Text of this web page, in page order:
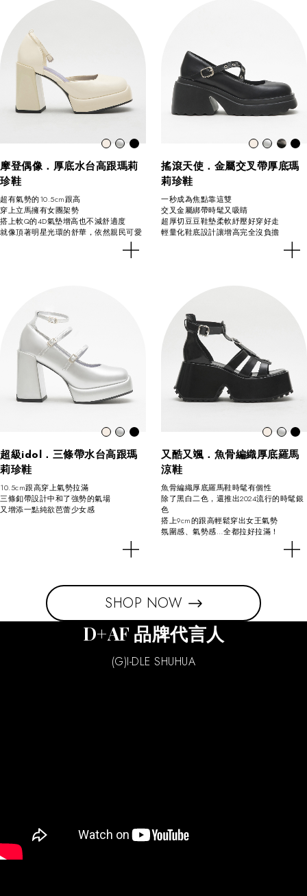
摩登偶像．厚底水台高跟瑪莉
珍鞋
超有氣勢的10.5cm跟高
穿上立馬擁有女團架勢
搭上軟Q的4D氣墊增高也不減舒適度
就像頂著明星光環的舒華，依然親民可愛
搖滾天使．金屬交叉帶厚底瑪
莉珍鞋
一秒成為焦點靠這雙
交叉金屬綁帶時髦又吸睛
超厚切豆豆鞋墊柔軟紓壓好穿好走
輕量化鞋底設計讓增高完全沒負擔
超級idol．三條帶水台高跟瑪
莉珍鞋
10.5cm跟高穿上氣勢拉滿
三條釦帶設計中和了強勢的氣場
又增添一點純欲芭蕾少女感
又酷又颯．魚骨編織厚底羅馬
涼鞋
魚骨編織厚底羅馬鞋時髦有個性
除了黑白二色，還推出2024流行的時髦銀
色
搭上9cm的跟高輕鬆穿出女王氣勢
氛圍感、氣勢感…全都拉好拉滿！
SHOP NOW
D+AF 品牌代言人
(G)I-DLE SHUHUA